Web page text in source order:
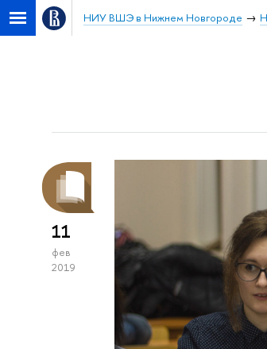
НИУ ВШЭ в Нижнем Новгороде
11
фев
2019